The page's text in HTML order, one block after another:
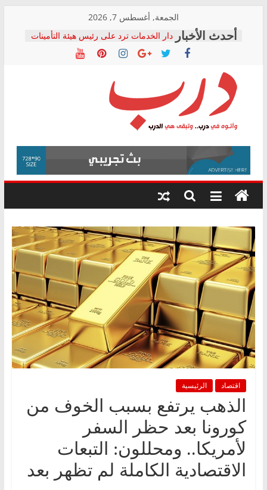
content
الجمعة, أغسطس 7, 2026
دار الخدمات ترد على رئيس هيئة التأمينات
بعد مؤتمره الصحفي: إنكار الأزمة لا ينهي
معاناة أصحاب المعاشات.. ونطالب بكشف
فرحات سليمان يكتب: القطاع الصحي إلى
أين؟
حزب التحالف الشعبي يطلق لجنة “الحق
في الصحة” بالإسكندرية لرصد الانتهاكات
ودعم المرضى
الوزاري لمدينة الصحفيين.. وانتهاء أعمال
إنشاء المبنى الإداري
المجلس القومي لحقوق الإنسان يعلن
متابعة قضية الدكتور محمد زهران.. ويؤكد:
قرينة البراءة وضمانات المحاكمة العادلة
درب
وأتوه
درب..
وتبقى
هي
اقتصاد الرئيسية
الذهب يرتفع بسبب الخوف من
كورونا بعد حظر السفر
لأمريكا.. ومحللون: التبعات
الاقتصادية الكاملة لم تظهر بعد